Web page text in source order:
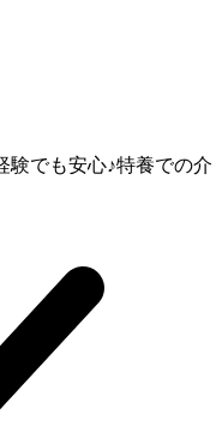
験でも安心♪特養での介